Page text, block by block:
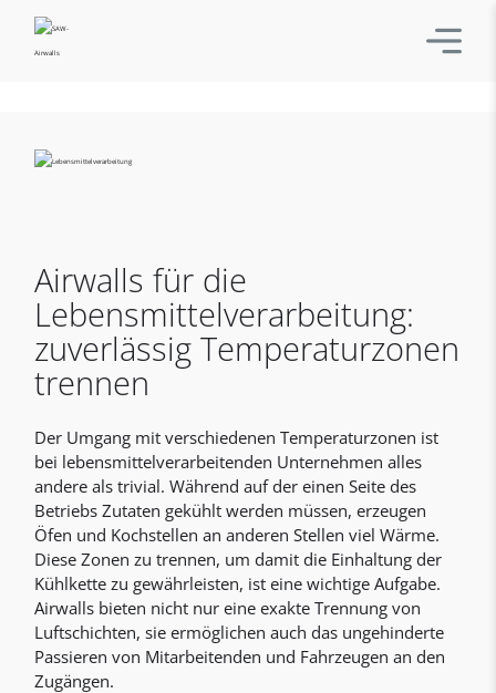
Airwalls für die
Lebensmittelverarbeitung:
zuverlässig Temperaturzonen
trennen
Der Umgang mit verschiedenen Temperaturzonen ist
bei lebensmittelverarbeitenden Unternehmen alles
andere als trivial. Während auf der einen Seite des
Betriebs Zutaten gekühlt werden müssen, erzeugen
Öfen und Kochstellen an anderen Stellen viel Wärme.
Diese Zonen zu trennen, um damit die Einhaltung der
Kühlkette zu gewährleisten, ist eine wichtige Aufgabe.
Airwalls bieten nicht nur eine exakte Trennung von
Luftschichten, sie ermöglichen auch das ungehinderte
Passieren von Mitarbeitenden und Fahrzeugen an den
Zugängen.